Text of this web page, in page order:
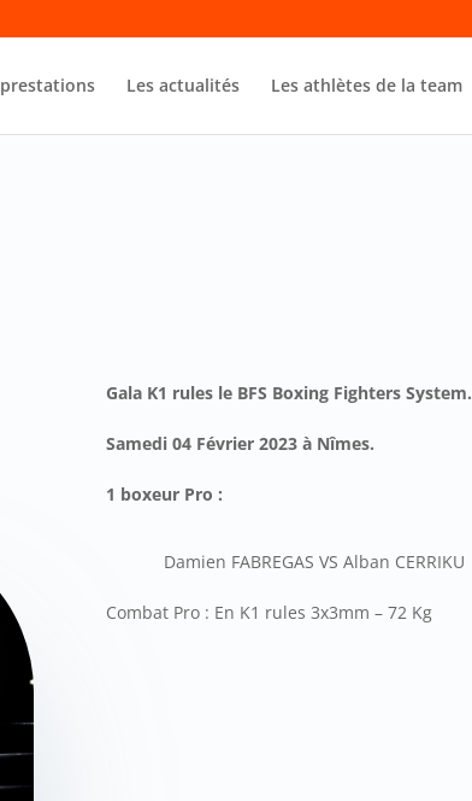
Les actualités Les athlètes de la team
Gala K1 rules le BFS Boxing Fighters System.
Samedi 04 Février 2023 à Nîmes.
1 boxeur Pro :
Damien FABREGAS VS Alban CERRIKU
Combat Pro : En K1 rules 3x3mm – 72 Kg